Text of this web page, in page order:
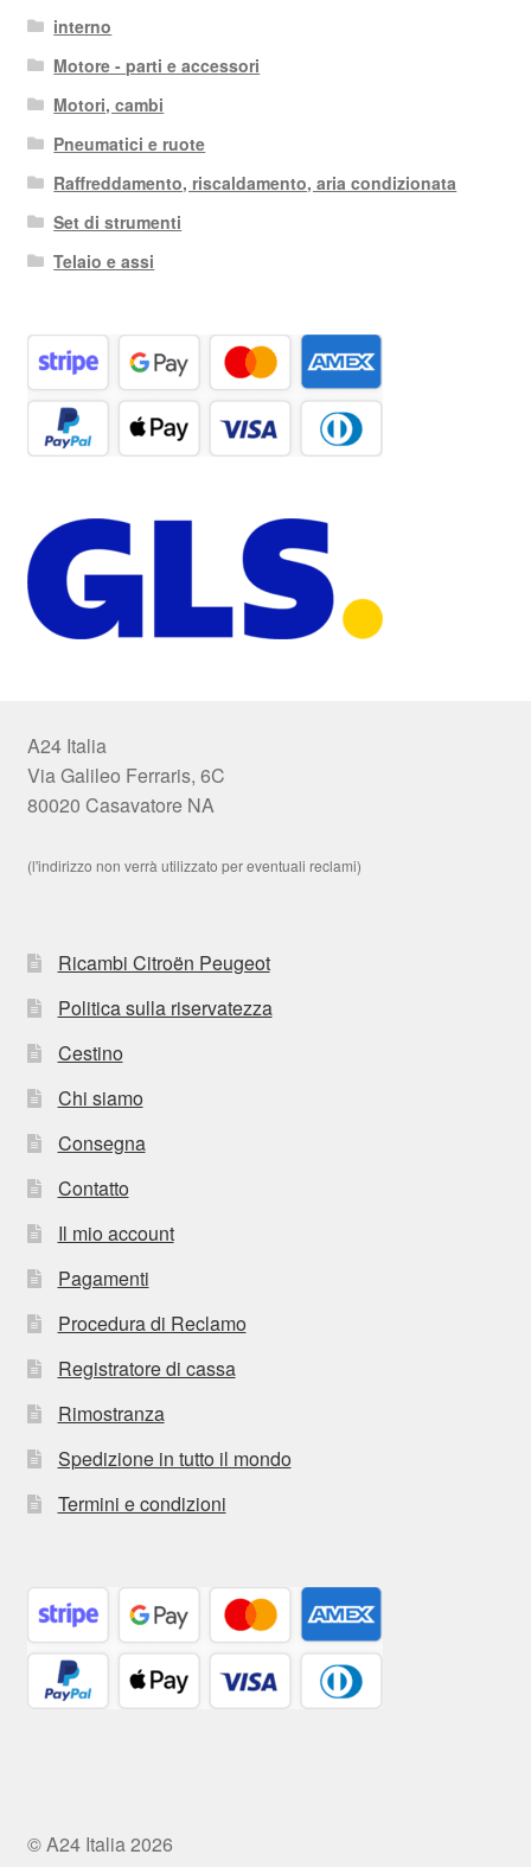
interno
Motore - parti e accessori
Motori, cambi
Pneumatici e ruote
Raffreddamento, riscaldamento, aria condizionata
Set di strumenti
Telaio e assi
A24 Italia
Via Galileo Ferraris, 6C
80020 Casavatore NA
(l'indirizzo non verrà utilizzato per eventuali reclami)
Ricambi Citroën Peugeot
Politica sulla riservatezza
Cestino
Chi siamo
Consegna
Contatto
Il mio account
Pagamenti
Procedura di Reclamo
Registratore di cassa
Rimostranza
Spedizione in tutto il mondo
Termini e condizioni
© A24 Italia 2026